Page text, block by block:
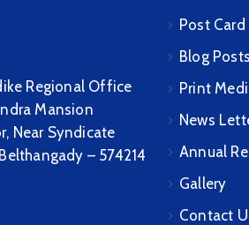
Regional Office
Mansion
Near Syndicate
– 574214
Post Card
Blog Posts
Print
News
Annual
Gallery
Contact